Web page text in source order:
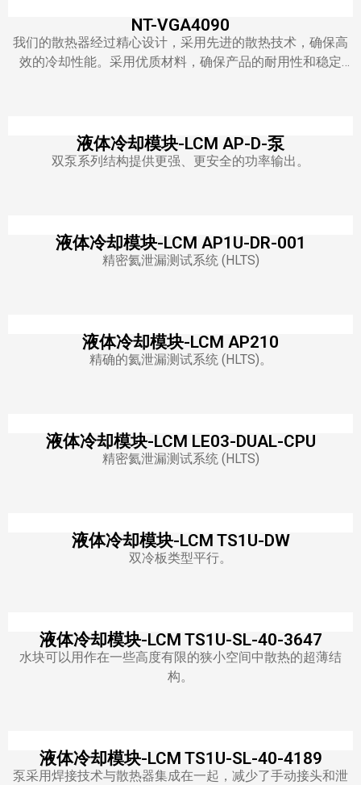
NT-VGA4090
我们的散热器经过精心设计，采用先进的散热技术，确保高
效的冷却性能。采用优质材料，确保产品的耐用性和稳定
液体冷却模块-LCM AP-D-泵
双泵系列结构提供更强、更安全的功率输出。
液体冷却模块-LCM AP1U-DR-001
精密氦泄漏测试系统 (HLTS)
液体冷却模块-LCM AP210
精确的氦泄漏测试系统 (HLTS)。
液体冷却模块-LCM LE03-DUAL-CPU
精密氦泄漏测试系统 (HLTS)
液体冷却模块-LCM TS1U-DW
双冷板类型平行。
液体冷却模块-LCM TS1U-SL-40-3647
水块可以用作在一些高度有限的狭小空间中散热的超薄结
构。
液体冷却模块-LCM TS1U-SL-40-4189
泵采用焊接技术与散热器集成在一起，减少了手动接头和泄